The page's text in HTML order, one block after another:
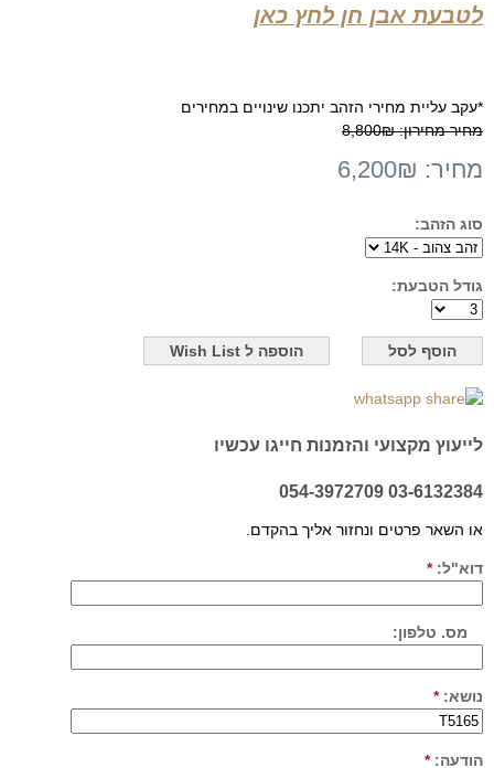
לטבעת אבן חן לחץ כאן
*עקב עליית מחירי הזהב יתכנו שינויים במחירים
מחיר מחירון:8,800₪
מחיר: 6,200₪
סוג הזהב:
גודל הטבעת:
לייעוץ מקצועי והזמנות חייגו עכשיו
03-6132384 054-3972709
או השאר פרטים ונחזור אליך בהקדם.
דוא"ל:*
מס. טלפון:
נושא:*
הודעה:*